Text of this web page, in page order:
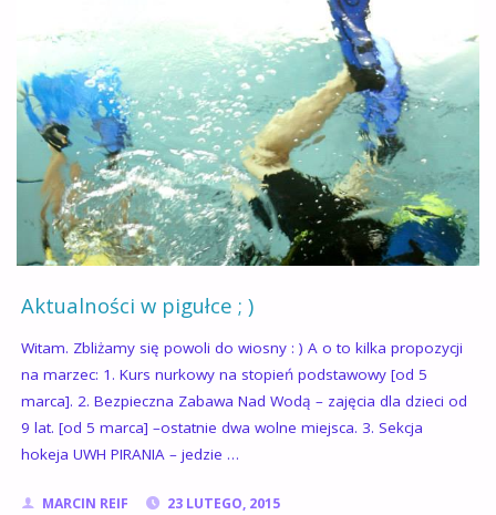
WRZESIEŃ"
Aktualności w pigułce ; )
Witam. Zbliżamy się powoli do wiosny : ) A o to kilka propozycji
na marzec: 1. Kurs nurkowy na stopień podstawowy [od 5
marca]. 2. Bezpieczna Zabawa Nad Wodą – zajęcia dla dzieci od
9 lat. [od 5 marca] –ostatnie dwa wolne miejsca. 3. Sekcja
hokeja UWH PIRANIA – jedzie …
MARCIN REIF
23 LUTEGO, 2015